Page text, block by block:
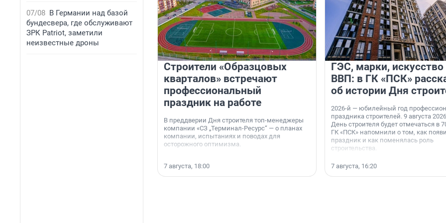
07/08 В Германии над базой
бундесвера, где обслуживают
ЗРК Patriot, заметили
неизвестные дроны
Строители «Образцовых
кварталов» встречают
профессиональный
праздник на работе
В преддверии Дня строителя топ-менеджеры
компании «СЗ „Терминал-Ресурс“ — о планах
компании, испытаниях и поводах для
осторожного оптимизма.
7 августа, 18:00
ГЭС, марки, искусство
ВВП: в ГК «ПСК»
об истории Дня
2026-й — юбилейный год
праздника строителей. 9 августа
День строителя будет отмечаться в
ГК «ПСК» напомнили о том, как
праздник и как поменялась роль
строительства.
7 августа, 16:20